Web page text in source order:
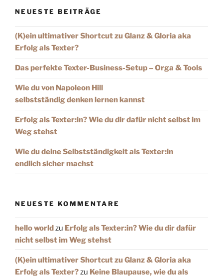
NEUESTE BEITRÄGE
(K)ein ultimativer Shortcut zu Glanz & Gloria aka
Erfolg als Texter?
Das perfekte Texter-Business-Setup – Orga & Tools
Wie du von Napoleon Hill
selbstständig denken lernen kannst
Erfolg als Texter:in? Wie du dir dafür nicht selbst im
Weg stehst
Wie du deine Selbstständigkeit als Texter:in
endlich sicher machst
NEUESTE KOMMENTARE
hello worldzu Erfolg als Texter:in? Wie du dir dafür
nicht selbst im Weg stehst
(K)ein ultimativer Shortcut zu Glanz & Gloria aka
Erfolg als Texter?zu Keine Blaupause, wie du als